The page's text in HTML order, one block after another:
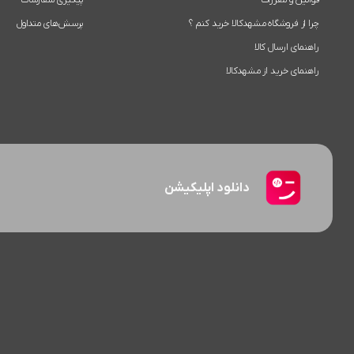
چرا از فروشگاه مشهدکالا خرید کنم ؟
راهنمای ارسال کالا
راهنمای خرید از مشهدکالا
پرسش‌های متداول
دانلود اپلیکیشن